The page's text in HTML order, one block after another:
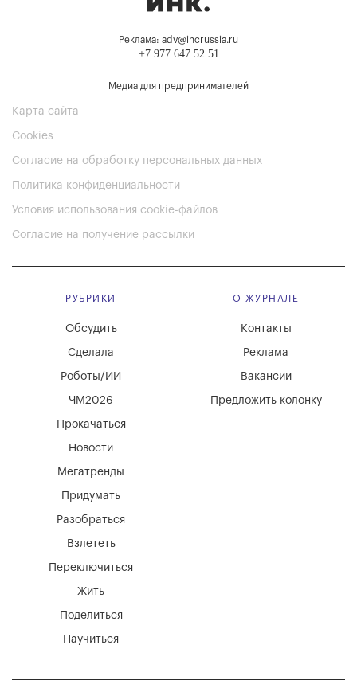
Реклама: adv@incrussia.ru
+7 977 647 52 51
Медиа для предпринимателей
Карта сайта
Cookies
Согласие на обработку персональных данных
Политика конфиденциальности
Условия использования cookie-файлов
Согласие на получение рассылки
РУБРИКИ
Мегатренды
Придумать
Разобраться
Взлететь
Новости
Переключиться
Жить
Поделиться
Научиться
Обсудить
Сделала
Роботы/ИИ
ЧМ2026
Прокачаться
О ЖУРНАЛЕ
Вакансии
Реклама
Контакты
Предложить колонку